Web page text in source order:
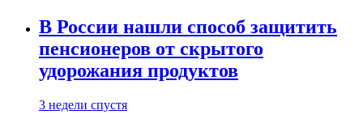
В России нашли способ защитить
пенсионеров от скрытого
удорожания продуктов
3 недели спустя